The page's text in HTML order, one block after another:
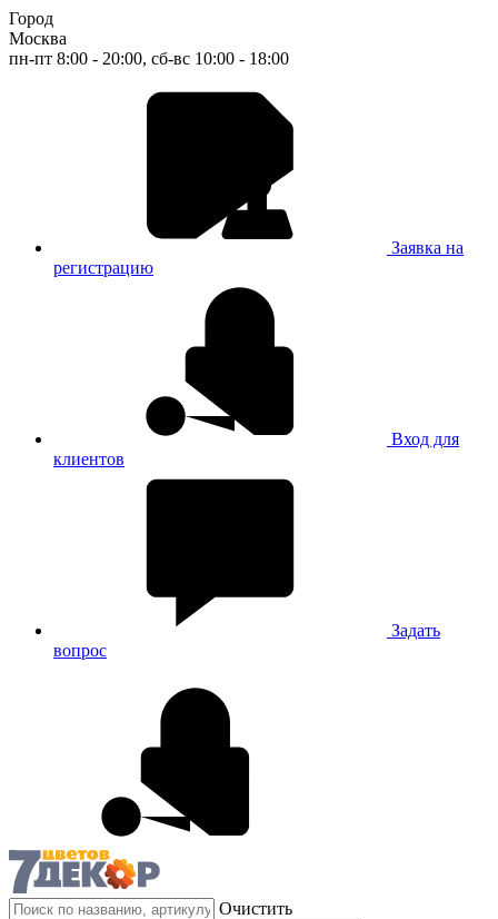
Город
Москва
пн-пт 8:00 - 20:00, сб-вс 10:00 - 18:00
Заявка на
регистрацию
Вход для
клиентов
Задать
вопрос
Очистить